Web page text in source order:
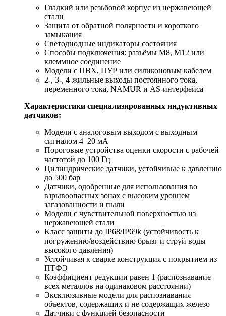
Гладкий или резьбовой корпус из нержавеющей
стали
Защита от обратной полярности и короткого
замыкания
Светодиодные индикаторы состояния
Способы подключения: разъёмы M8, M12 или
клеммное соединение
Модели с ПВХ, ПУР или силиконовым кабелем
2-, 3-, 4-жильные выходы постоянного тока,
переменного тока, NAMUR и AS-интерфейса
Характеристики специализированных индуктивных
датчиков:
Модели с аналоговым выходом с выходным
сигналом 4–20 мА
Пороговые устройства оценки скорости с рабочей
частотой до 100 Гц
Цилиндрические датчики, устойчивые к давлению
до 500 бар
Датчики, одобренные для использования во
взрывоопасных зонах с высоким уровнем
загазованности и пыли
Модели с чувствительной поверхностью из
нержавеющей стали
Класс защиты до IP68/IP69k (устойчивость к
погружению/воздействию брызг и струй воды
высокого давления)
Устойчивая к сварке конструкция с покрытием из
ПТФЭ
Коэффициент редукции равен 1 (распознавание
всех металлов на одинаковом расстоянии)
Эксклюзивные модели для распознавания
объектов, содержащих и не содержащих железо
Датчики с функцией безопасности